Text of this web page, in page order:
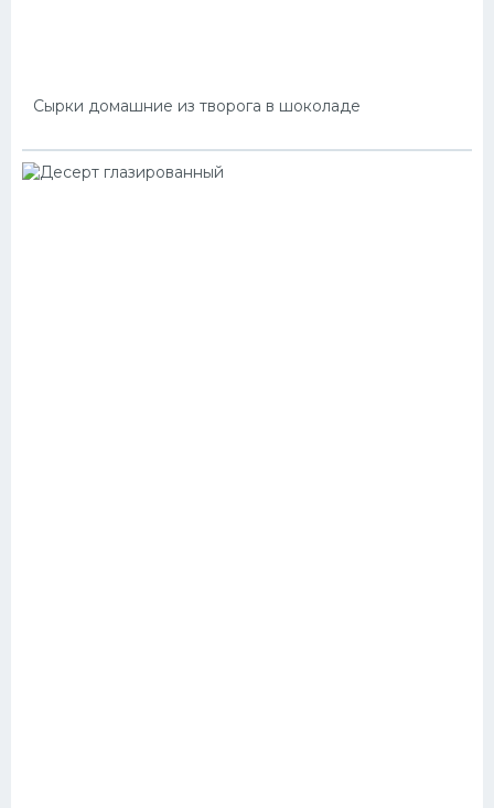
Сырки домашние из творога в шоколаде